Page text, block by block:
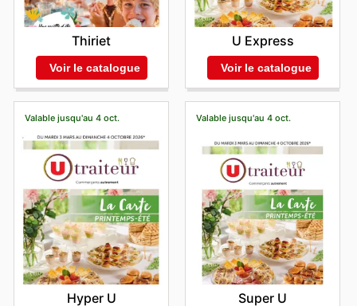
Thiriet
Voir le catalogue
U Express
Voir le catalogue
Valable jusqu'au 4 oct.
Hyper U
Valable jusqu'au 4 oct.
Super U